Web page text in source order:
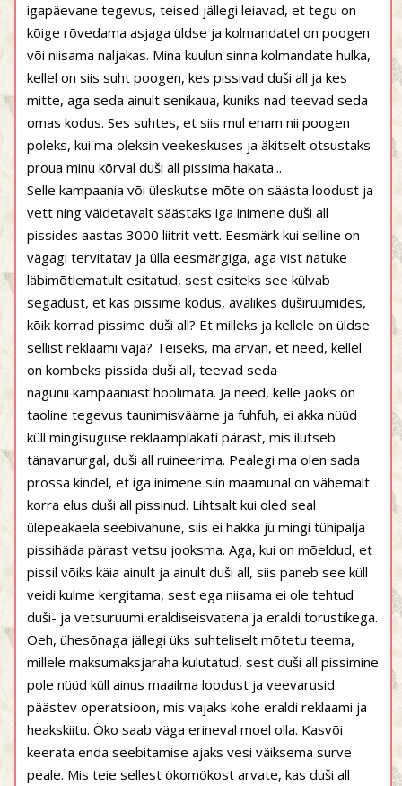
igapäevane tegevus, teised jällegi leiavad, et tegu on
kõige rõvedama asjaga üldse ja kolmandatel on poogen
või niisama naljakas. Mina kuulun sinna kolmandate hulka,
kellel on siis suht poogen, kes pissivad duši all ja kes
mitte, aga seda ainult senikaua, kuniks nad teevad seda
omas kodus. Ses suhtes, et siis mul enam nii poogen
poleks, kui ma oleksin veekeskuses ja äkitselt otsustaks
proua minu kõrval duši all pissima hakata...
Selle kampaania või üleskutse mõte on säästa loodust ja
vett ning väidetavalt säästaks iga inimene duši all
pissides aastas 3000 liitrit vett. Eesmärk kui selline on
vägagi tervitatav ja ülla eesmärgiga, aga vist natuke
läbimõtlematult esitatud, sest esiteks see külvab
segadust, et kas pissime kodus, avalikes duširuumides,
kõik korrad pissime duši all? Et milleks ja kellele on üldse
sellist reklaami vaja? Teiseks, ma arvan, et need, kellel
on kombeks pissida duši all, teevad seda
nagunii kampaaniast hoolimata. Ja need, kelle jaoks on
taoline tegevus taunimisväärne ja fuhfuh, ei akka nüüd
küll mingisuguse reklaamplakati pärast, mis ilutseb
tänavanurgal, duši all ruineerima. Pealegi ma olen sada
prossa kindel, et iga inimene siin maamunal on vähemalt
korra elus duši all pissinud. Lihtsalt kui oled seal
ülepeakaela seebivahune, siis ei hakka ju mingi tühipalja
pissihäda pärast vetsu jooksma. Aga, kui on mõeldud, et
pissil võiks käia ainult ja ainult duši all, siis paneb see küll
veidi kulme kergitama, sest ega niisama ei ole tehtud
duši- ja vetsuruumi eraldiseisvatena ja eraldi torustikega.
Oeh, ühesõnaga jällegi üks suhteliselt mõtetu teema,
millele maksumaksjaraha kulutatud, sest duši all pissimine
pole nüüd küll ainus maailma loodust ja veevarusid
päästev operatsioon, mis vajaks kohe eraldi reklaami ja
heakskiitu. Öko saab väga erineval moel olla. Kasvõi
keerata enda seebitamise ajaks vesi väiksema surve
peale. Mis teie sellest ökomökost arvate, kas duši all